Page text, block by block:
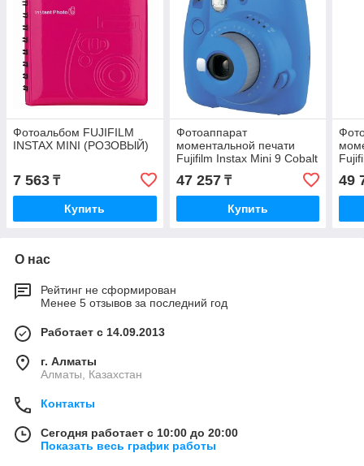
Фотоальбом FUJIFILM
INSTAX MINI (РОЗОВЫЙ)
7 563 ₸
Купить
Фотоаппарат
моментальной печати
Fujifilm Instax Mini 9 Cobalt
47 257₸
Купить
49
О нас
Рейтинг не сформирован
Менее 5 отзывов за последний год
Работает с 14.09.2013
г. Алматы
Алматы, Казахстан
Контакты
Сегодня работает с 10:00 до 20:00
Показать весь график работы